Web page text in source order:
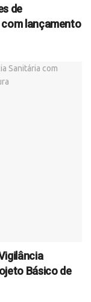
de
lançamento
Básico de